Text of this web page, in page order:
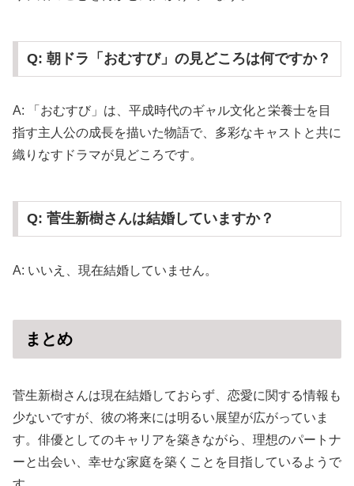
Q: 朝ドラ「おむすび」の見どころは何ですか？
A: 「おむすび」は、平成時代のギャル文化と栄養士を目
指す主人公の成長を描いた物語で、多彩なキャストと共に
織りなすドラマが見どころです。
Q: 菅生新樹さんは結婚していますか？
A: いいえ、現在結婚していません。
まとめ
菅生新樹さんは現在結婚しておらず、恋愛に関する情報も
少ないですが、彼の将来には明るい展望が広がっていま
す。俳優としてのキャリアを築きながら、理想のパートナ
ーと出会い、幸せな家庭を築くことを目指しているようで